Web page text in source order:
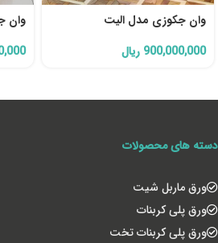
وان جکوزی مدل الیت
900,000,000 ریال
وان
دسته های محصولات
ورق ماربل شیت
ورق پلی کربنات
ورق پلی کربنات تخت